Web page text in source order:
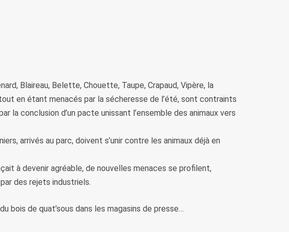
Blaireau, Belette, Chouette, Taupe, Crapaud, Vipère, la
en étant menacés par la sécheresse de l’été, sont contraints
la conclusion d’un pacte unissant l’ensemble des animaux vers
arrivés au parc, doivent s’unir contre les animaux déjà en
à devenir agréable, de nouvelles menaces se profilent,
des rejets industriels.
bois de quat’sous dans les magasins de presse…